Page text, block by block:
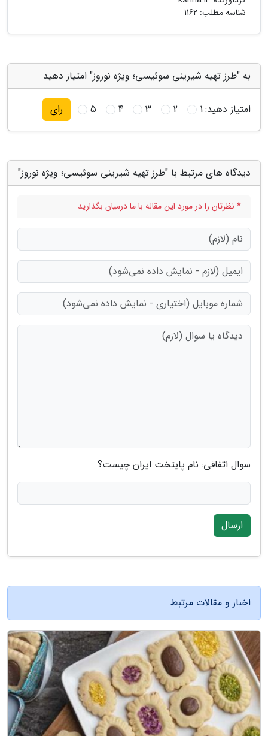
شناسه مطلب: 1162
به "طرز تهیه شیرینی سوئیسی؛ ویژه نوروز" امتیاز دهید
امتیاز دهید:1
2
3
4
5 رای
دیدگاه های مرتبط با "طرز تهیه شیرینی سوئیسی؛ ویژه نوروز"
* نظرتان را در مورد این مقاله با ما درمیان بگذارید
سوال اتفاقی: نام پایتخت ایران چیست؟
ارسال
اخبار و مقالات مرتبط